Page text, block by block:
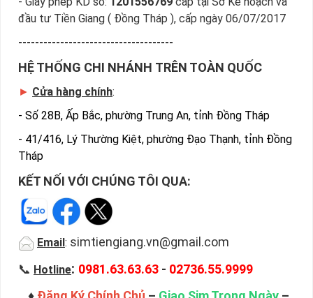
đầu tư Tiền Giang ( Đồng Tháp ), cấp ngày 06/07/2017
-------------------------------------
HỆ THỐNG CHI NHÁNH TRÊN TOÀN QUỐC
► Cửa hàng chính:
- Số 28B, Ấp Bắc, phường Trung An, tỉnh Đồng Tháp
- 41/416, Lý Thường Kiệt, phường Đạo Thạnh, tỉnh Đồng
Tháp
KẾT NỐI VỚI CHÚNG TÔI QUA:
Email: simtiengiang.vn@gmail.com
📞 Hotline: 0981.63.63.63 - 02736.55.9999